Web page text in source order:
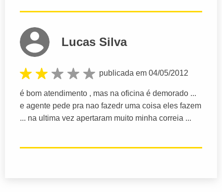
Lucas Silva
publicada em 04/05/2012
é bom atendimento , mas na oficina é demorado ...
e agente pede pra nao fazedr uma coisa eles fazem
... na ultima vez apertaram muito minha correia ...